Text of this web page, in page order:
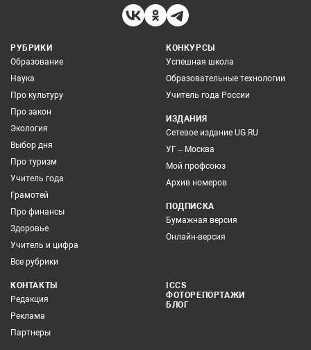
РУБРИКИ
Образование
Наука
Про культуру
Про закон
Экология
Выбор дня
Про туризм
Учитель года
Грамотей
Про финансы
Здоровье
Учитель и цифра
Все рубрики
КОНКУРСЫ
Успешная школа
Образовательные технологии
Учитель года России
ИЗДАНИЯ
Сетевое издание UG.RU
УГ – Москва
Мой профсоюз
Архив номеров
ПОДПИСКА
Бумажная версия
Онлайн-версия
КОНТАКТЫ
Редакция
Реклама
Партнеры
ICCS
ФОТОРЕПОРТАЖИ
БЛОГ